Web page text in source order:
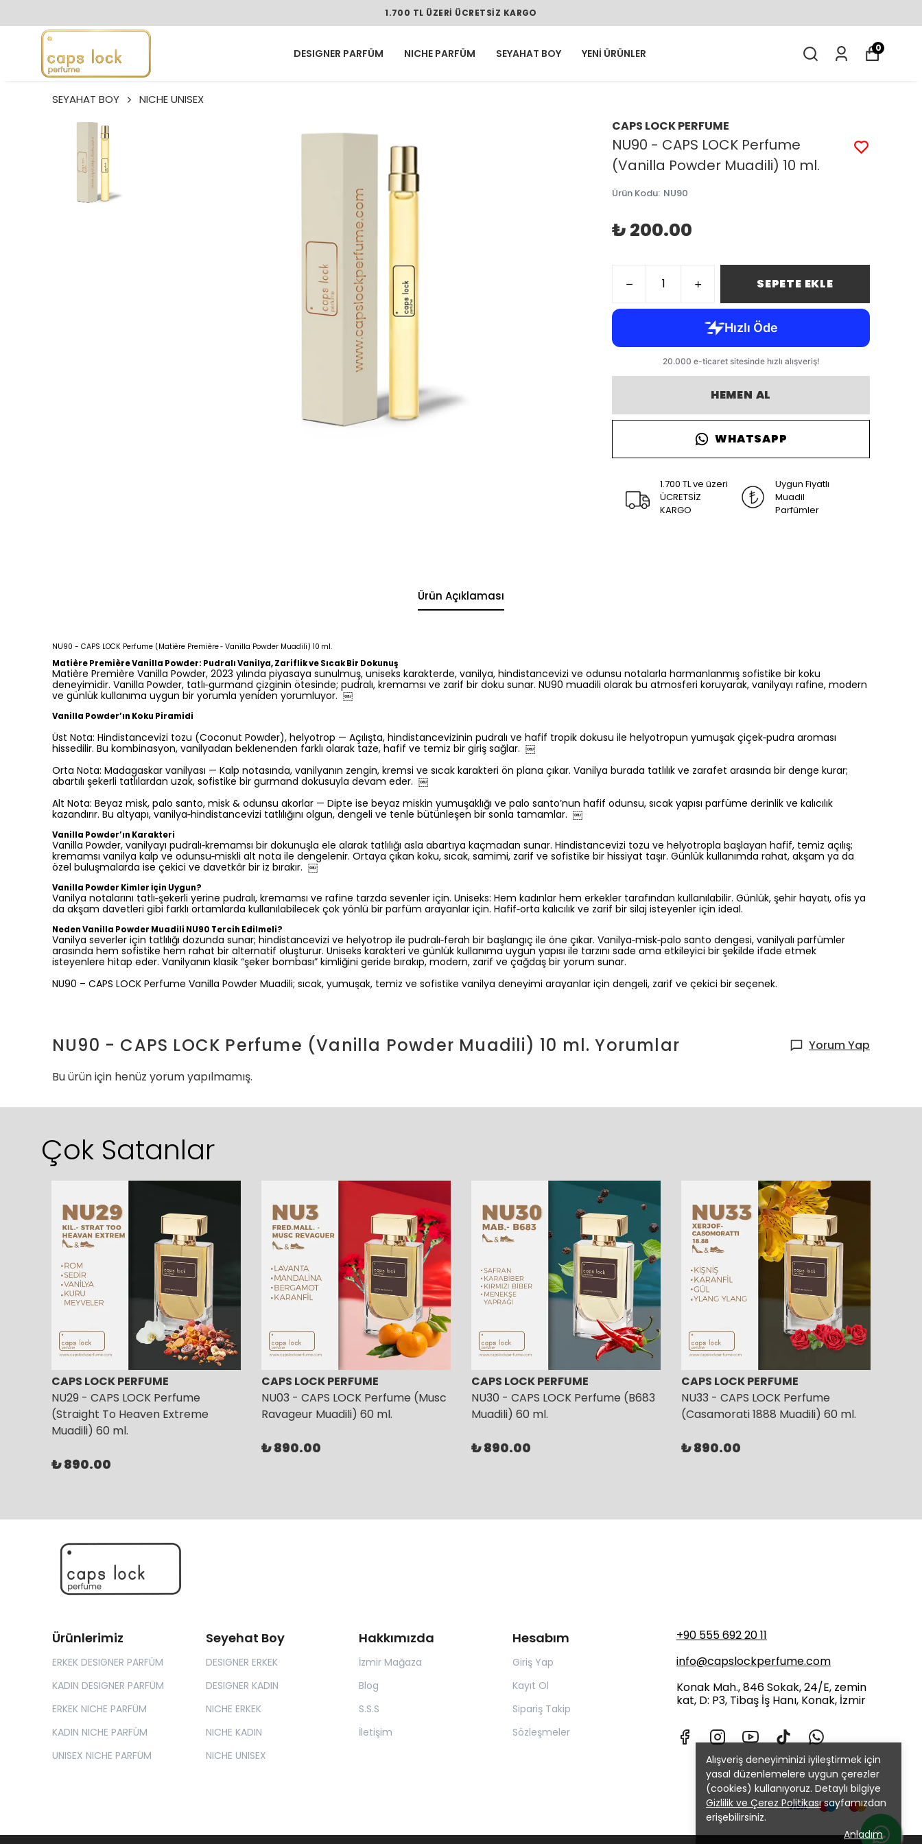
1.700 TL ÜZERI ÜCRETSIZ KARGO
DESIGNER PARFÜM NICHE PARFÜM SEYAHAT BOY YENİ ÜRÜNLER 0
Alışveriş deneyiminizi iyileştirmek için
yasal düzenlemelere uygun çerezler
(cookies) kullanıyoruz. Detaylı bilgiye
Gizlilik ve Çerez Politikasısayfamızdan
erişebilirsiniz.
Anladım
SEYAHAT BOY NICHE UNISEX
CAPS LOCK PERFUME
NU90 - CAPS LOCK Perfume
(Vanilla Powder Muadili) 10 ml.
Ürün Kodu: NU90
₺ 200.00
SEPETE EKLE
HEMEN AL
WHATSAPP
1.700 TL ve üzeri
ÜCRETSİZ
KARGO
Uygun Fiyatlı
Muadil
Parfümler
Ürün Açıklaması
NU90 - CAPS LOCK Perfume (Matière Première ‑ Vanilla Powder Muadili) 10 ml.
Matière Première Vanilla Powder: Pudralı Vanilya, Zariflik ve Sıcak Bir Dokunuş
Matière Première Vanilla Powder, 2023 yılında piyasaya sunulmuş, uniseks karakterde, vanilya, hindistancevizi ve odunsu notalarla harmanlanmış sofistike bir koku
deneyimidir. Vanilla Powder, tatlı‑gurmand çizginin ötesinde; pudralı, kremamsı ve zarif bir doku sunar. NU90 muadili olarak bu atmosferi koruyarak, vanilyayı rafine, modern
ve günlük kullanıma uygun bir yorumla yeniden yorumluyor. ￼
Vanilla Powder’ın Koku Piramidi
Üst Nota: Hindistancevizi tozu (Coconut Powder), helyotrop — Açılışta, hindistancevizinin pudralı ve hafif tropik dokusu ile helyotropun yumuşak çiçek‑pudra aroması
hissedilir. Bu kombinasyon, vanilyadan beklenenden farklı olarak taze, hafif ve temiz bir giriş sağlar. ￼
Orta Nota: Madagaskar vanilyası — Kalp notasında, vanilyanın zengin, kremsi ve sıcak karakteri ön plana çıkar. Vanilya burada tatlılık ve zarafet arasında bir denge kurar;
abartılı şekerli tatlılardan uzak, sofistike bir gurmand dokusuyla devam eder. ￼
Alt Nota: Beyaz misk, palo santo, misk & odunsu akorlar — Dipte ise beyaz miskin yumuşaklığı ve palo santo’nun hafif odunsu, sıcak yapısı parfüme derinlik ve kalıcılık
kazandırır. Bu altyapı, vanilya‑hindistancevizi tatlılığını olgun, dengeli ve tenle bütünleşen bir sonla tamamlar. ￼
Vanilla Powder’ın Karakteri
Vanilla Powder, vanilyayı pudralı‑kremamsı bir dokunuşla ele alarak tatlılığı asla abartıya kaçmadan sunar. Hindistancevizi tozu ve helyotropla başlayan hafif, temiz açılış;
kremamsı vanilya kalp ve odunsu‑miskli alt nota ile dengelenir. Ortaya çıkan koku, sıcak, samimi, zarif ve sofistike bir hissiyat taşır. Günlük kullanımda rahat, akşam ya da
özel buluşmalarda ise çekici ve davetkâr bir iz bırakır. ￼
Vanilla Powder Kimler İçin Uygun?
Vanilya notalarını tatlı‑şekerli yerine pudralı, kremamsı ve rafine tarzda sevenler için. Uniseks: Hem kadınlar hem erkekler tarafından kullanılabilir. Günlük, şehir hayatı, ofis ya
da akşam davetleri gibi farklı ortamlarda kullanılabilecek çok yönlü bir parfüm arayanlar için. Hafif‑orta kalıcılık ve zarif bir silaj isteyenler için ideal.
Neden Vanilla Powder Muadili NU90 Tercih Edilmeli?
Vanilya severler için tatlılığı dozunda sunar; hindistancevizi ve helyotrop ile pudralı‑ferah bir başlangıç ile öne çıkar. Vanilya‑misk‑palo santo dengesi, vanilyalı parfümler
arasında hem sofistike hem rahat bir alternatif oluşturur. Uniseks karakteri ve günlük kullanıma uygun yapısı ile tarzını sade ama etkileyici bir şekilde ifade etmek
isteyenlere hitap eder. Vanilyanın klasik “şeker bombası” kimliğini geride bırakıp, modern, zarif ve çağdaş bir yorum sunar.
NU90 – CAPS LOCK Perfume Vanilla Powder Muadili; sıcak, yumuşak, temiz ve sofistike vanilya deneyimi arayanlar için dengeli, zarif ve çekici bir seçenek.
NU90 - CAPS LOCK Perfume (Vanilla Powder Muadili) 10 ml. Yorumlar
Yorum Yap
Bu ürün için henüz yorum yapılmamış.
Çok Satanlar
CAPS LOCK PERFUME
NU29 - CAPS LOCK Perfume
(Straight To Heaven Extreme
Muadili) 60 ml.
₺ 890.00
CAPS LOCK PERFUME
NU03 - CAPS LOCK Perfume (Musc
Ravageur Muadili) 60 ml.
₺ 890.00
CAPS LOCK PERFUME
NU30 - CAPS LOCK Perfume (B683
Muadili) 60 ml.
₺ 890.00
CAPS LOCK PERFUME
NU33 - CAPS LOCK Perfume
(Casamorati 1888 Muadili) 60 ml.
₺ 890.00
Ürünlerimiz
ERKEK DESIGNER PARFÜM
KADIN DESIGNER PARFÜM
ERKEK NICHE PARFÜM
KADIN NICHE PARFÜM
UNISEX NICHE PARFÜM
Seyehat Boy
DESIGNER ERKEK
DESIGNER KADIN
NICHE ERKEK
NICHE KADIN
NICHE UNISEX
Hakkımızda
İzmir Mağaza
Blog
S.S.S
İletişim
Hesabım
Giriş Yap
Kayıt Ol
Sipariş Takip
Sözleşmeler
+90 555 692 20 11
info@capslockperfume.com
Konak Mah., 846 Sokak, 24/E, zemin
kat, D: P3, Tibaş İş Hanı, Konak, İzmir